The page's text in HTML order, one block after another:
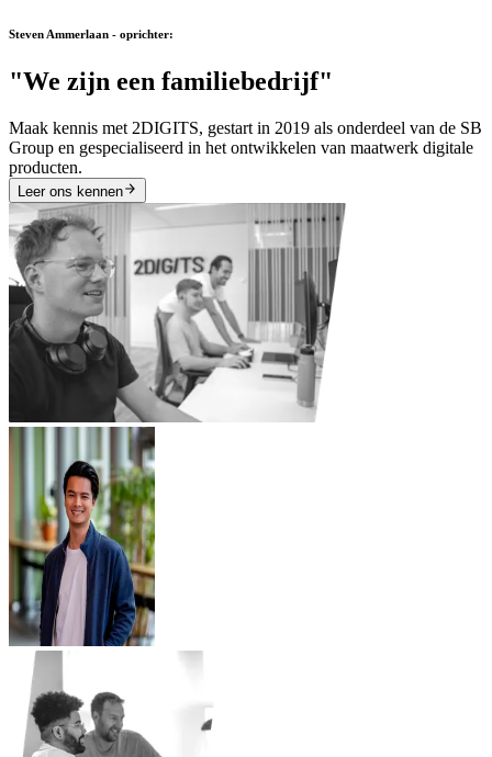
Steven Ammerlaan - oprichter:
"We zijn een familiebedrijf"
Maak kennis met 2DIGITS, gestart in 2019 als onderdeel van de SB
Group en gespecialiseerd in het ontwikkelen van maatwerk digitale
producten.
Leer ons kennen